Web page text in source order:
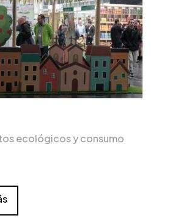
ecológicos y consumo